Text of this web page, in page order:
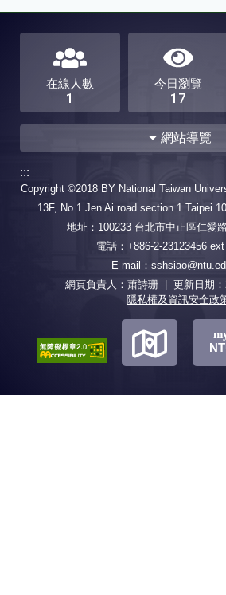
在線人數
1
今日瀏覽
17
網站導覽
本所簡介
關於基蛋所
本所位置
招生
招生特
碩士班
博士班
下載專
活動花絮 常用連
FB 捐款
:::
Copyright ©2018 BY National Taiwan
13F, No.1 Jen Ai road section 1 Taipei
地址：100233 台北市中正區仁愛
電話：+886-2-23123456
E-mail：
網頁負責人：蕭詩珊 | 更新日期：
隱私權及資訊安全政
圖